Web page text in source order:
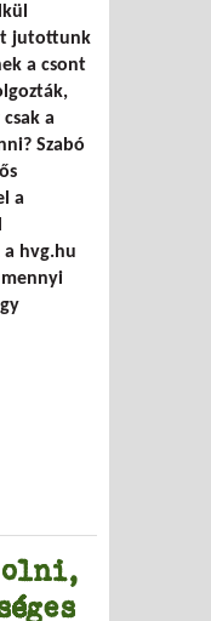
jutottunk
a csont
a
Szabó
a
a hvg.hu